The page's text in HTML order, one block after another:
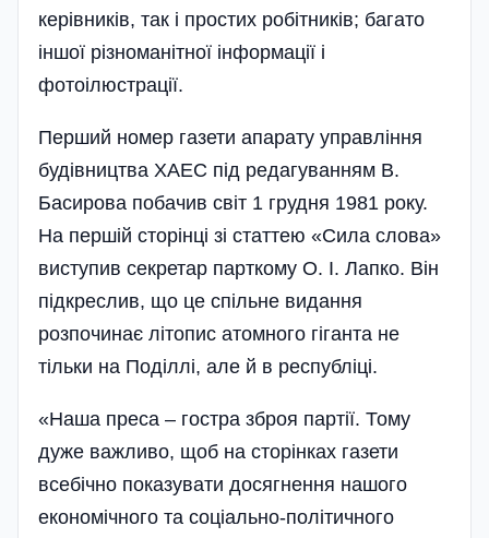
керівників, так і простих робітників; багато
іншої різноманітної інформації і
фотоілюстрації.
Перший номер газети апарату управління
будівництва ХАЕС під редагуванням В.
Басирова побачив світ 1 грудня 1981 року.
На першій сторінці зі статтею «Сила слова»
виступив секретар парткому О. І. Лапко. Він
підкреслив, що це спільне видання
розпочинає літопис атомного гіганта не
тільки на Поділлі, але й в республіці.
«Наша преса – гостра зброя партії. Тому
дуже важливо, щоб на сторінках газети
всебічно показувати досягнення нашого
економічного та соціально-політичного